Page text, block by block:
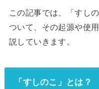
この記事では、「すし
ついて、その起源や使
説していきます。
「すしのこ」とは？